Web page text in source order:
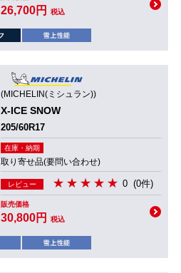
26,700円 税込
(MICHELIN(ミシュラン))
X-ICE SNOW
205/60R17
在庫・納期
取り寄せ品(要問い合わせ)
レビュー 0 (0件)
販売価格
30,800円 税込